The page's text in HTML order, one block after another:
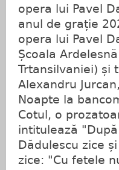
opera lui Pavel
anul de grație
opera lui Pavel
Școala
Trtansilvaniei) și
Alexandru
Noapte la
Cotul, o
intitulează
Dădulescu zice
zice: "Cu fetele